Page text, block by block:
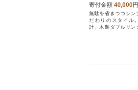
明 LED電球色付属
寄付金額 40,000円
無駄を省きつつシン
だわりのスタイル
計、木製ダブルリン